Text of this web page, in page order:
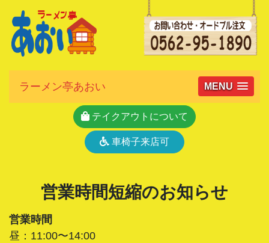
ラーメン亭あおい MENU
テイクアウトについて
車椅子来店可
営業時間短縮のお知らせ
営業時間
昼：11:00〜14:00